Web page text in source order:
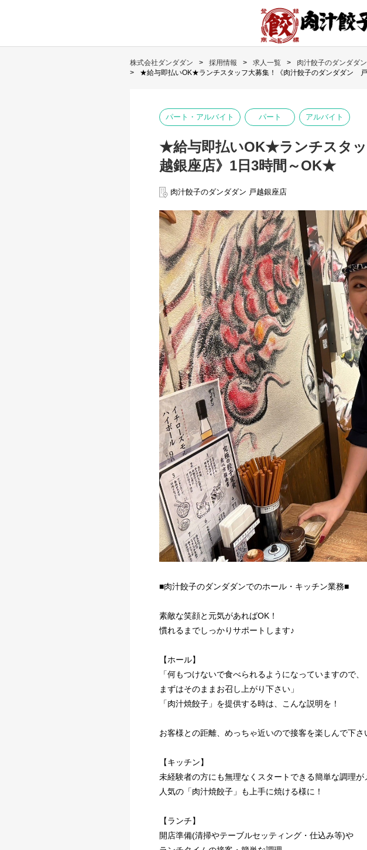
株式会社ダンダダン 採用情報 求人一覧
肉汁餃子のダンダダ
★給与即払いOK★ランチスタッフ大募集！《肉汁餃子のダンダダン
パート・アルバイト パート アルバイト
★給与即払いOK★ランチスタ
越銀座店》1日3時間～OK★
肉汁餃子のダンダダン 戸越銀座店
■肉汁餃子のダンダダンでのホール・キッチン業務■
素敵な笑顔と元気があればOK！
慣れるまでしっかりサポートします♪
【ホール】
「何もつけないで食べられるようになっていますので、
まずはそのままお召し上がり下さい」
「肉汁焼餃子」を提供する時は、こんな説明を！
お客様との距離、めっちゃ近いので接客を楽しんで下さ
【キッチン】
未経験者の方にも無理なくスタートできる簡単な調理が
人気の「肉汁焼餃子」も上手に焼ける様に！
【ランチ】
開店準備(清掃やテーブルセッティング・仕込み等)や